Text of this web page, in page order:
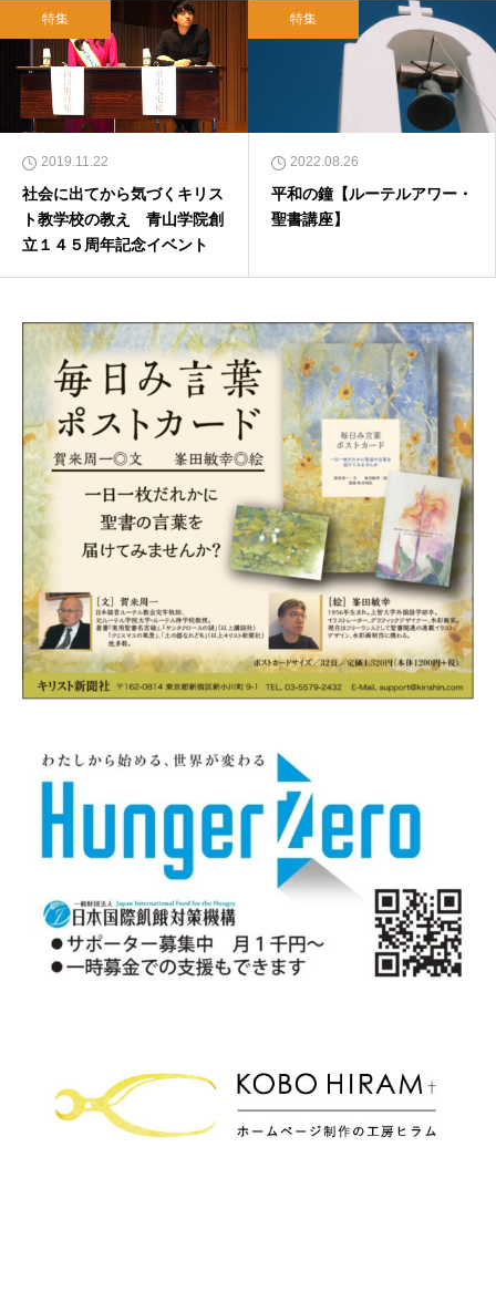
特集
2019.11.22
社会に出てから気づくキリス
ト教学校の教え 青山学院創
立１４５周年記念イベント
特集
2022.08.26
平和の鐘【ルーテルアワー・
聖書講座】